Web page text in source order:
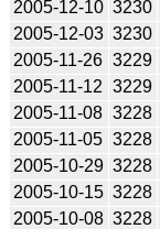
2005-12-10 3230
2005-12-03 3230
2005-11-26 3229
2005-11-12 3229
2005-11-08 3228
2005-11-05 3228
2005-10-29 3228
2005-10-15 3228
2005-10-08 3228